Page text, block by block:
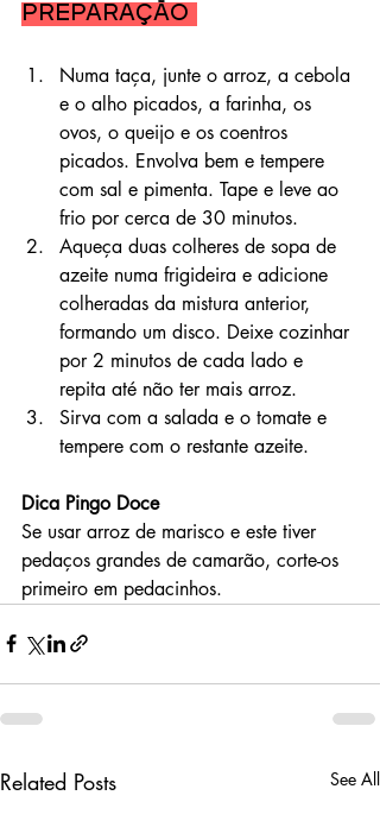
Preparação
Numa taça, junte o arroz, a cebola
e o alho picados, a farinha, os
ovos, o queijo e os coentros
picados. Envolva bem e tempere
com sal e pimenta. Tape e leve ao
frio por cerca de 30 minutos.
Aqueça duas colheres de sopa de
azeite numa frigideira e adicione
colheradas da mistura anterior,
formando um disco. Deixe cozinhar
por 2 minutos de cada lado e
repita até não ter mais arroz.
Sirva com a salada e o tomate e
tempere com o restante azeite.
Dica Pingo Doce
Se usar arroz de marisco e este tiver
pedaços grandes de camarão, corte-os
primeiro em pedacinhos.
Related Posts See All